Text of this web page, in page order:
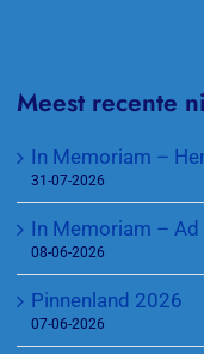
Senioren plus
Jeugd
Regeling
KNLTB
KNLTB
Meest recente
In Memoriam –
31-07-2026
In Memoriam – Ad
08-06-2026
Pinnenland 2026
07-06-2026